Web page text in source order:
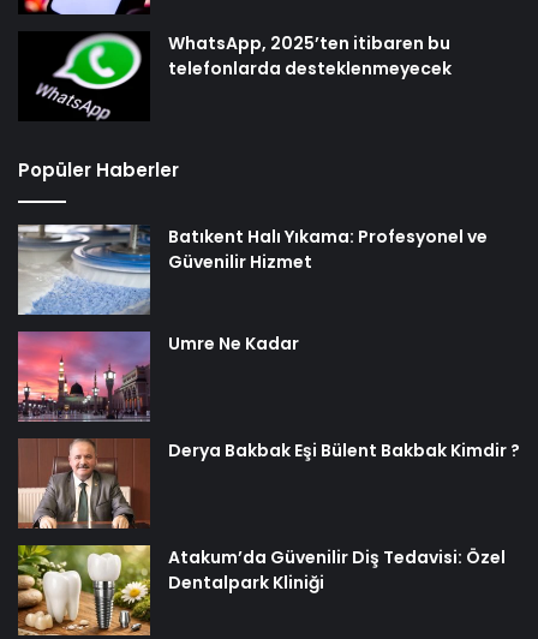
WhatsApp, 2025’ten itibaren bu
telefonlarda desteklenmeyecek
Popüler Haberler
Batıkent Halı Yıkama: Profesyonel ve
Güvenilir Hizmet
Umre Ne Kadar
Derya Bakbak Eşi Bülent Bakbak Kimdir ?
Atakum’da Güvenilir Diş Tedavisi: Özel
Dentalpark Kliniği